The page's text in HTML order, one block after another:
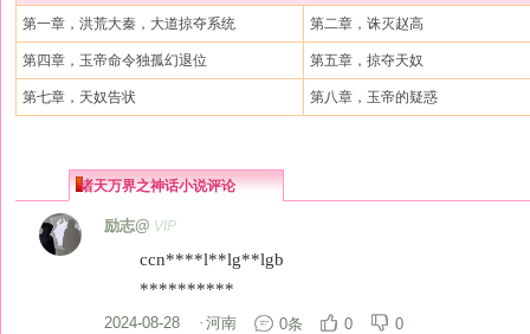
第一章，洪荒大秦，大道掠夺系统 第二章，诛灭赵高
第四章，玉帝命令独孤幻退位 第五章，掠夺天奴
第七章，天奴告状 第八章，玉帝的疑惑
诸天万界之神话小说评论
励志@ VIP
ccn****l**lg**lgb
**********
2024-08-28 · 河南 0条 0 0